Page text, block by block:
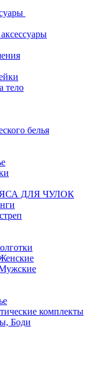
тело
белья
ДЛЯ ЧУЛОК
комплекты
Боди